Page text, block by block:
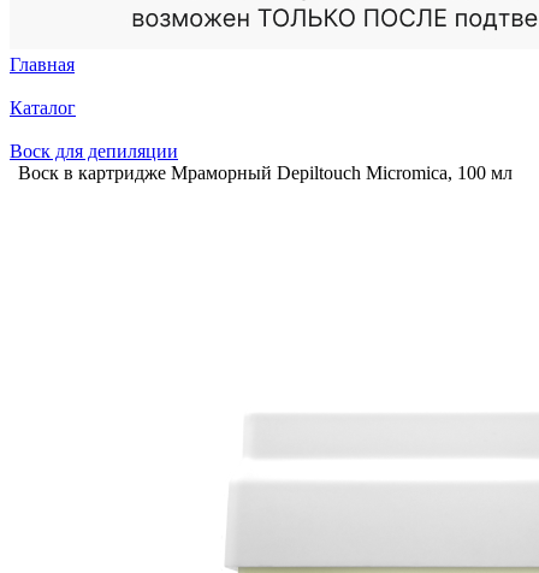
Главная
Каталог
Воск для депиляции
Воск в картридже Мраморный Depiltouch Micromica, 100 мл